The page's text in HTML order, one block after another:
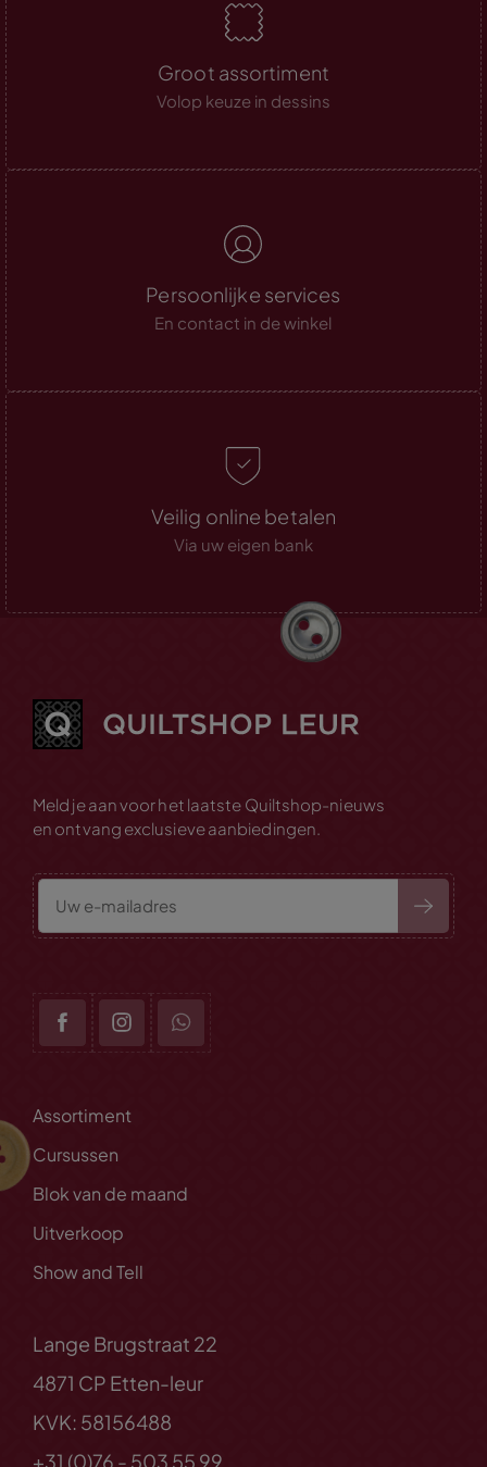
Groot assortiment
Volop keuze in dessins
Persoonlijke services
En contact in de winkel
Veilig online betalen
Via uw eigen bank
Meld je aan voor het laatste Quiltshop-nieuws
en ontvang exclusieve aanbiedingen.
Assortiment
Cursussen
Blok van de maand
Uitverkoop
Show and Tell
Lange Brugstraat 22
4871 CP Etten-leur
KVK: 58156488
+31 (0)76 - 503 55 99